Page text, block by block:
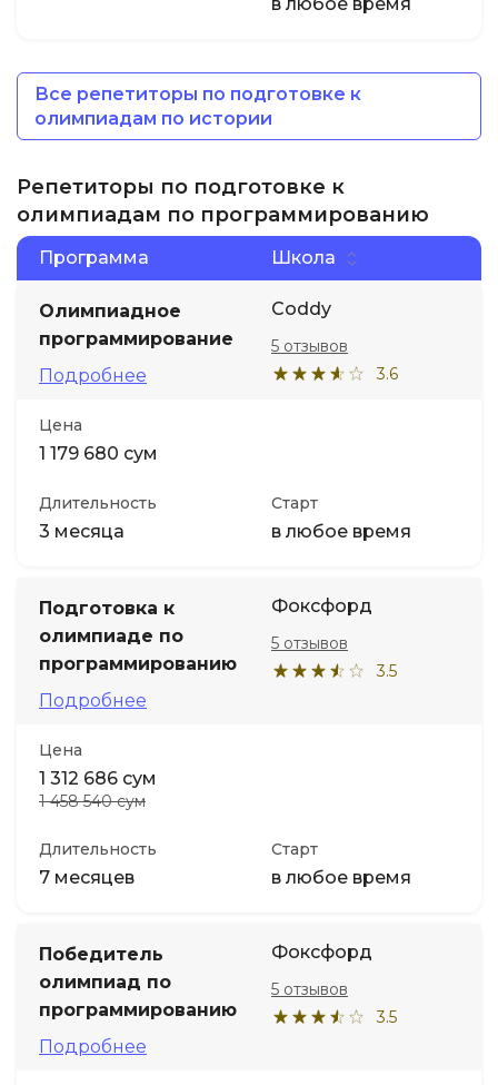
Все репетиторы по подготовке к
олимпиадам по истории
Репетиторы по подготовке к
олимпиадам по программированию
Программа Школа
Олимпиадное
программирование
Подробнее
Coddy
3.6
5 отзывов
Цена
1 179 680 сум
Длительность
3 месяца
Старт
в любое время
Подготовка к
олимпиаде по
программированию
Подробнее
Фоксфорд
3.5
5 отзывов
Цена
1 312 686 сум
1 458 540 сум
Длительность
7 месяцев
Старт
в любое время
Победитель
олимпиад по
программированию
Подробнее
Фоксфорд
3.5
5 отзывов